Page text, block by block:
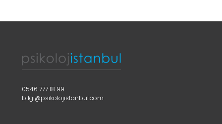
0546 777 18 99
bilgi@psikolojistanbul.com